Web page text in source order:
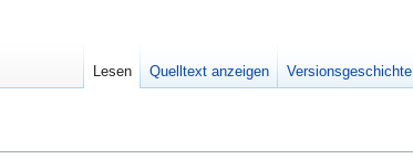
Lesen Quelltext anzeigen Versionsgeschichte